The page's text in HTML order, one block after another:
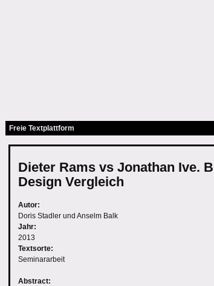
Freie Textplattform
Dieter Rams vs Jonathan Ive.
Design Vergleich
Autor:
Doris Stadler und Anselm Balk
Jahr:
2013
Textsorte:
Seminararbeit
Abstract: